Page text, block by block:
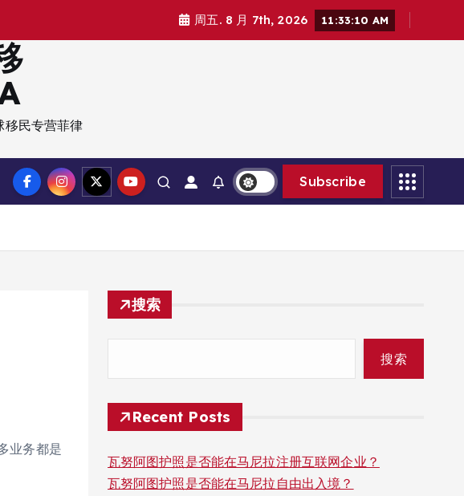
周五. 8 月 7th, 2026 11:33:12 AM
民专营菲律
Subscribe
业务都是
搜索
搜索
Recent Posts
瓦努阿图护照是否能在马尼拉注册互联网企业？
瓦努阿图护照是否能在马尼拉自由出入境？